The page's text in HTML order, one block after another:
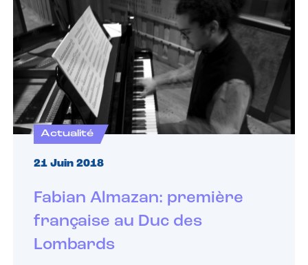
Actualité
21 Juin 2018
Fabian Almazan: première
française au Duc des
Lombards